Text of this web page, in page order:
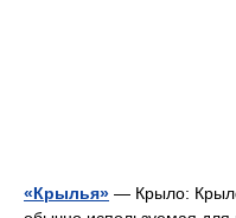
«Крылья» — Крыло: